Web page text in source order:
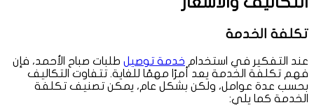
تكلفة الخدمة
عند التفكير في استخدام خدمة توصيل طلبات صباح الأحمد، فإن
فهم تكلفة الخدمة يعد أمرًا مهمًا للغاية. تتفاوت التكاليف
بحسب عدة عوامل، ولكن بشكل عام، يمكن تصنيف تكلفة
الخدمة كما يلي: